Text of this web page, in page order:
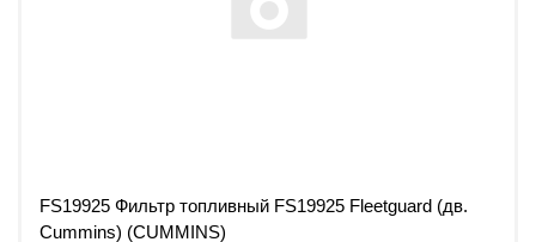
FS19925 Фильтр топливный FS19925 Fleetguard (дв.
Cummins) (CUMMINS)